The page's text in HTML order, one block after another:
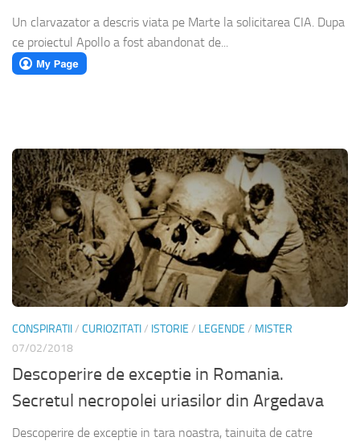
Un clarvazator a descris viata pe Marte la solicitarea CIA. Dupa
ce proiectul Apollo a fost abandonat de...
CONSPIRATII/ CURIOZITATI/ ISTORIE / LEGENDE / MISTER
07/02/2018
Descoperire de exceptie in Romania.
Secretul necropolei uriasilor din Argedava
Descoperire de exceptie in tara noastra, tainuita de catre